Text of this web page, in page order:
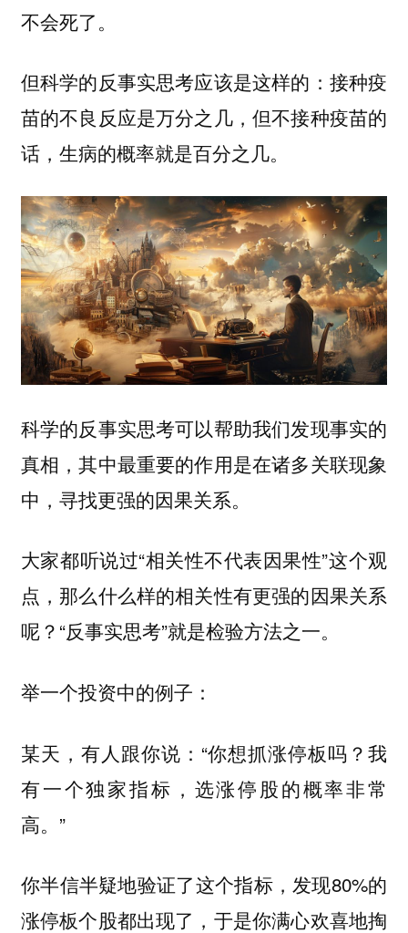
不会死了。
但科学的反事实思考应该是这样的：接种疫
苗的不良反应是万分之几，但不接种疫苗的
话，生病的概率就是百分之几。
科学的反事实思考可以帮助我们发现事实的
真相，其中最重要的作用是在诸多关联现象
中，寻找更强的因果关系。
大家都听说过“相关性不代表因果性”这个观
点，那么什么样的相关性有更强的因果关系
呢？“反事实思考”就是检验方法之一。
举一个投资中的例子：
某天，有人跟你说：“你想抓涨停板吗？我
有一个独家指标，选涨停股的概率非常
高。”
你半信半疑地验证了这个指标，发现80%的
涨停板个股都出现了，于是你满心欢喜地掏